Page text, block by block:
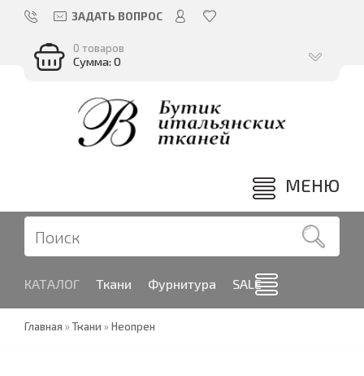
ЗАДАТЬ ВОПРОС
0 товаров
Сумма: 0
МЕНЮ
КАТАЛОГ Ткани Фурнитура SALE
Главная »Ткани »Неопрен